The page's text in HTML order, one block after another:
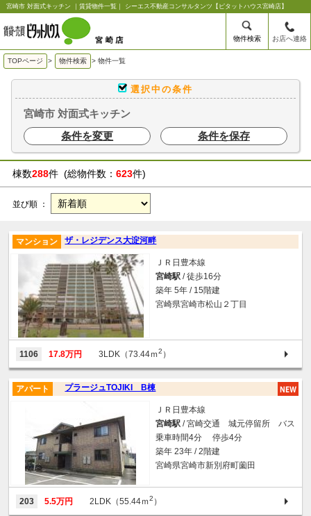
宮崎市 対面式キッチン ｜賃貸物件一覧｜ シーエス不動産コンサルタンツ【ピタットハウス宮崎店】
物件検索 お店へ連絡
TOPページ > 物件検索 > 物件一覧
選択中の条件
宮崎市 対面式キッチン
条件を変更
条件を保存
棟数288件 (総物件数： 623件)
並び順 ：
ザ・レジデンス大淀河畔
マンション
ＪＲ日豊本線
宮崎駅 / 徒歩16分
築年 5年 / 15階建
宮崎県宮崎市松山２丁目
1106 17.8万円 3LDK（73.44ｍ2 ）
プラージュTOJIKI B棟
アパート
ＪＲ日豊本線
宮崎駅 / 宮崎交通 城元停留所 バス
乗車時間4分 停歩4分
築年 23年 / 2階建
宮崎県宮崎市新別府町薗田
203 5.5万円 2LDK（55.44ｍ2 ）